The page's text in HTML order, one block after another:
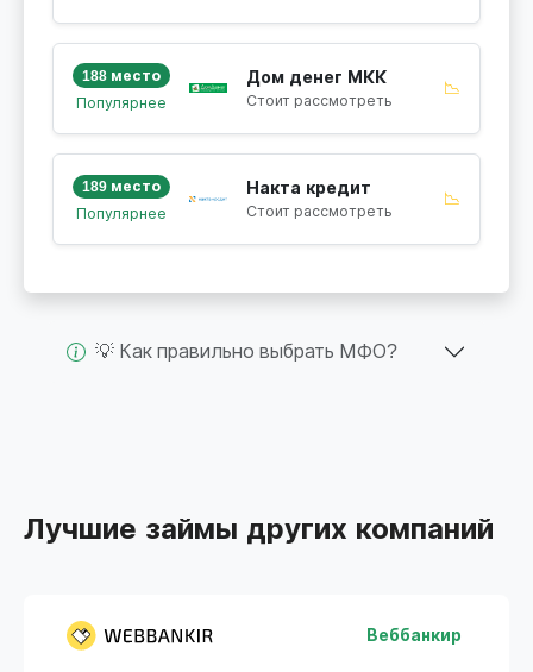
188 место
Популярнее
Дом денег МКК
Стоит рассмотреть
📉
189 место
Популярнее
Накта кредит
Стоит рассмотреть
📉
💡 Как правильно выбрать МФО?
Лучшие займы других компаний
Веббанкир